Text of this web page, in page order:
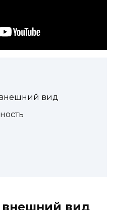
вид